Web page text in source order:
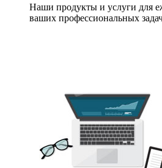
Наши продукты и услуги для
ваших профессиональных